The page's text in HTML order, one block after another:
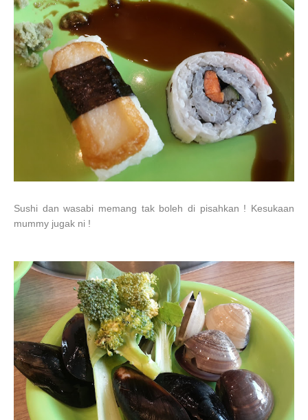
Sushi dan wasabi memang tak boleh di pisahkan ! Kesukaan
mummy jugak ni !